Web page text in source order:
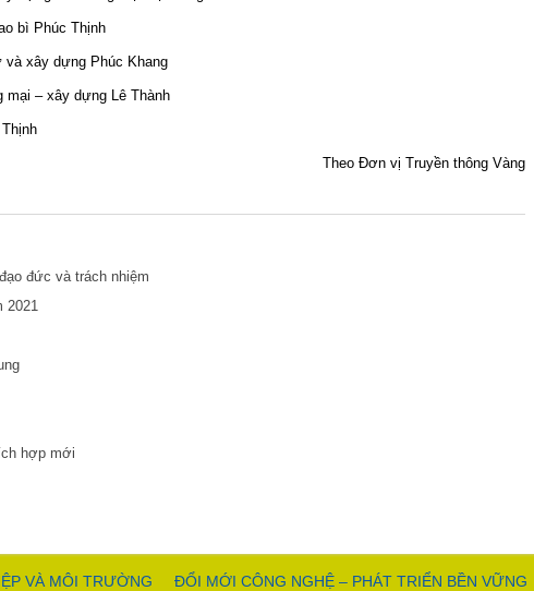
bì Phúc Thịnh
và xây dựng Phúc Khang
mại – xây dựng Lê Thành
Theo Đơn vị Truyền thông Vàng
đức và trách nhiệm
2021
hợp mới
VÀ MÔI TRƯỜNG ĐỔI MỚI CÔNG NGHỆ – PHÁT TRIỂN BỀN VỮNG